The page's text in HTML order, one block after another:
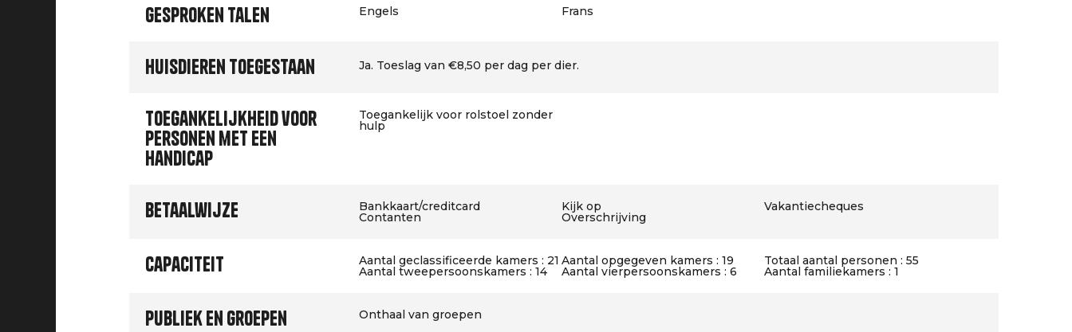
Gesproken talen Engels Frans
Huisdieren toegestaan Ja. Toeslag van €8,50 per dag per dier.
Toegankelijkheid voor
personen met een
handicap
Toegankelijk voor rolstoel zonder
hulp
Betaalwijze Bankkaart/creditcard Kijk op Vakantiecheques
Contanten Overschrijving
Capaciteit Aantal geclassificeerde kamers : 21 Aantal opgegeven kamers : 19 Totaal aantal personen : 55
Aantal tweepersoonskamers : 14 Aantal vierpersoonskamers : 6 Aantal familiekamers : 1
Publiek en groepen Onthaal van groepen